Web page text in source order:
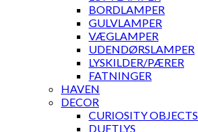
BORDLAMPER
GULVLAMPER
VÆGLAMPER
UDENDØRSLAMPER
LYSKILDER/PÆRER
FATNINGER
HAVEN
DECOR
CURIOSITY OBJECTS
DUFTLYS